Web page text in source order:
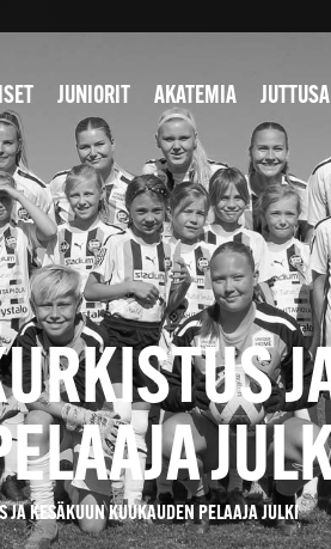
JUNIORIT AKATEMIA
JA KESÄKUUN KUUKAUDEN PELAAJA JULKI